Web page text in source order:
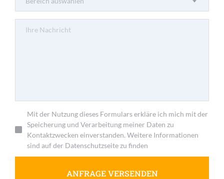
Mit der Nutzung dieses Formulars erkläre ich mich mit der
Speicherung und Verarbeitung meiner Daten zu
Kontaktzwecken einverstanden. Weitere Informationen
sind auf der Datenschutzseite zu finden
ANFRAGE VERSENDEN